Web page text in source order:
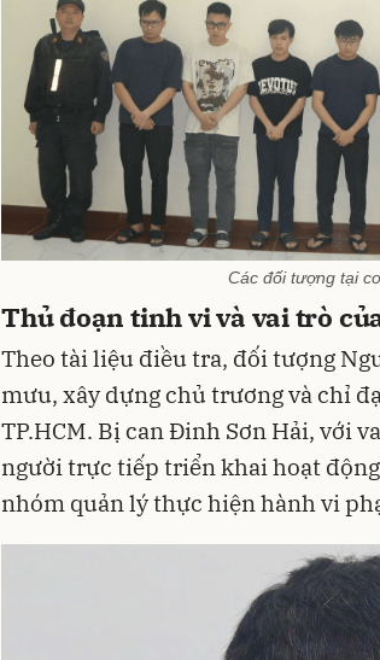
Các đối tượng tại
Thủ đoạn tinh vi và vai trò
Theo tài liệu điều tra, đối tượng
mưu, xây dựng chủ trương và chỉ
TP.HCM. Bị can Đinh Sơn Hải, với
người trực tiếp triển khai hoạt
nhóm quản lý thực hiện hành vi